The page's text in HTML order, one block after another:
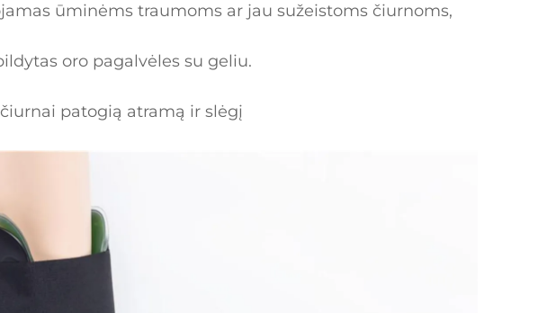
ūminėms traumoms ar jau sužeistoms čiurnoms,
oro pagalvėles su geliu.
patogią atramą ir slėgį